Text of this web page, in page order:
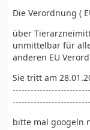
Die Verordnung (
über
unmittelbar für
anderen EU
Sie tritt am
bitte mal googeln